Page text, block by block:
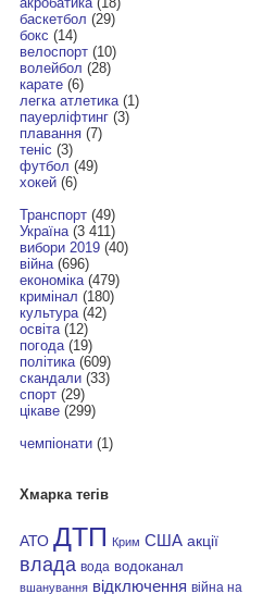
баскетбол (29)
бокс (14)
велоспорт(10)
волейбол (28)
карате(6)
легка атлетика(1)
пауерліфтинг(3)
плавання(7)
теніс (3)
футбол (49)
хокей(6)
Транспорт(49)
Україна(3 411)
вибори 2019(40)
війна(696)
економіка(479)
кримінал (180)
культура(42)
освіта(12)
погода(19)
політика(609)
скандали(33)
спорт(29)
цікаве(299)
чемпіонати(1)
Хмарка тегів
АТО ДТП Крим США акції
влада вода водоканал
вшанування відключення війна на